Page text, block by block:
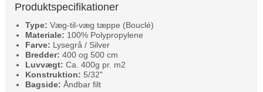
Produktspecifikationer
Type: Væg-til-væg tæppe (Bouclé)
Materiale: 100% Polypropylene
Farve: Lysegrå / Silver
Bredder: 400 og 500 cm
Luvvægt: Ca. 400g pr. m2
Konstruktion: 5/32"
Bagside: Åndbar filt